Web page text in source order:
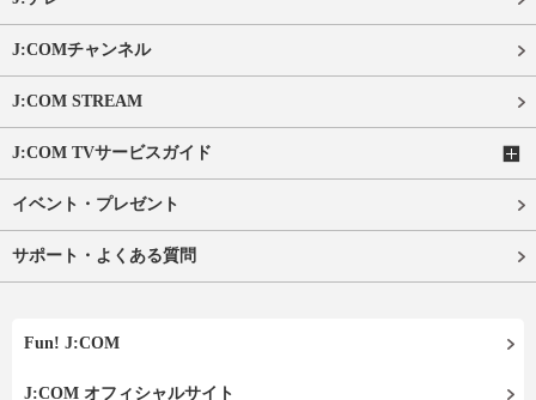
J:COMチャンネル
J:COM STREAM
J:COM TVサービスガイド
イベント・プレゼント
サポート・よくある質問
Fun! J:COM
J:COM オフィシャルサイト